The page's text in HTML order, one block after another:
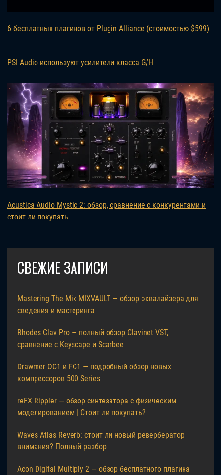
6 бесплатных плагинов от Plugin Alliance (стоимостью $599)
PSI Audio используют усилители класса G/H
Acustica Audio Mystic 2: обзор, сравнение с конкурентами и
стоит ли покупать
СВЕЖИЕ ЗАПИСИ
Mastering The Mix MIXVAULT — обзор эквалайзера для
сведения и мастеринга
Rhodes Clav Pro — полный обзор Clavinet VST,
сравнение с Keyscape и Scarbee
Drawmer OC1 и FC1 — подробный обзор новых
компрессоров 500 Series
reFX Rippler — обзор синтезатора с физическим
моделированием | Стоит ли покупать?
Waves Atlas Reverb: стоит ли новый ревербератор
внимания? Полный разбор
Acon Digital Multiply 2 — обзор бесплатного плагина